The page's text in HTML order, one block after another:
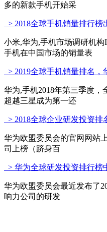
多的新款手机开始采
> 2018全球手机销量排行
小米,华为,手机市场调研机
手机在中国市场的销量表
> 2019全球手机销量排名，
华为,手机2018年第三季度
超越三星成为第一还
> 2018全球企业研发投资排
华为欧盟委员会的官网网站
司上榜（跻身百
> 华为全球研发投资排行榜
华为欧盟委员会最近发布了
响力公司的研发